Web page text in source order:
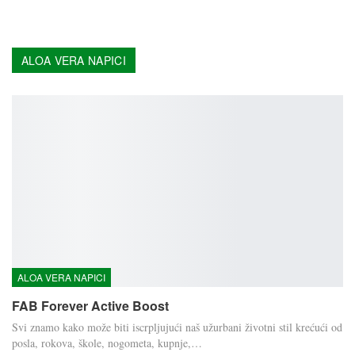
ALOA VERA NAPICI
ALOA VERA NAPICI
FAB Forever Active Boost
Svi znamo kako može biti iscrpljujući naš užurbani životni stil krećući od
posla, rokova, škole, nogometa, kupnje,…